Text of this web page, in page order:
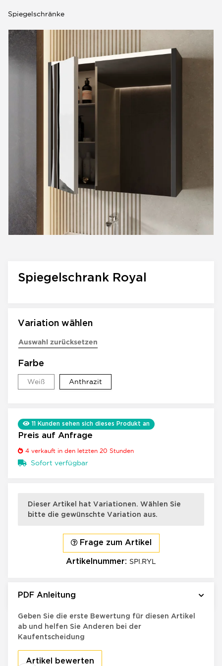
Spiegelschränke
Spiegelschrank Royal
Variation wählen
Auswahl zurücksetzen
Farbe
Weiß Anthrazit
11 Kunden sehen sich dieses Produkt an
Preis auf Anfrage
4 verkauft in den letzten 20 Stunden
Sofort verfügbar
xDieser Artikel hat Variationen. Wählen Sie
bitte die gewünschte Variation aus.
Frage zum Artikel
Artikelnummer: SPI.RYL
PDF Anleitung
Bewertungen
Geben Sie die erste Bewertung für diesen Artikel
ab und helfen Sie Anderen bei der
Kaufentscheidung
Artikel bewerten